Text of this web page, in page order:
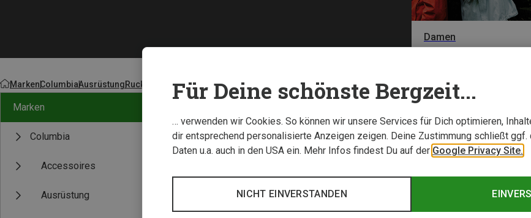
Damen
MarkenColumbiaAusrüstungRucksäcke & Taschen Taschen
Marken
Columbia
Accessoires
Ausrüstung
Für Deine schönste Bergzeit...
… verwenden wir Cookies. So können wir unsere Services für Dich optimieren,
dir entsprechend personalisierte Anzeigen zeigen. Deine Zustimmung schließt ggf.
Daten u.a. auch in den USA ein. Mehr Infos findest Du auf der Google Privacy Site.
NICHT EINVERSTANDEN